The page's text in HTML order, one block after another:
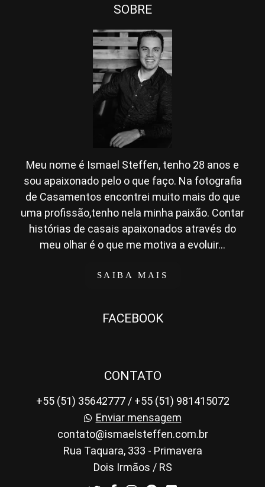
SOBRE
Meu nome é Ismael Steffen, tenho 28 anos e
sou apaixonado pelo o que faço. Na fotografia
de Casamentos encontrei muito mais do que
uma profissão,tenho nela minha paixão. Contar
histórias de casais apaixonados através do
meu olhar é o que me motiva a evoluir...
SAIBA MAIS
FACEBOOK
CONTATO
+55 (51) 35642777 / +55 (51) 981415072
Enviar mensagem
contato@ismaelsteffen.com.br
Rua Taquara, 333 - Primavera
Dois Irmãos / RS